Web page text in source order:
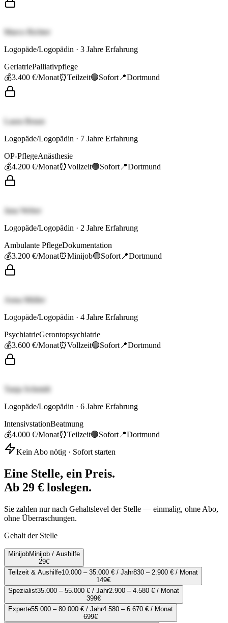
Marco Richter
Logopäde/Logopädin · 3 Jahre Erfahrung
GeriatriePalliativpflege
💰3.400 €/Monat⏰Teilzeit🟢Sofort 📍Dortmund
Laura Braun
Logopäde/Logopädin · 7 Jahre Erfahrung
OP-PflegeAnästhesie
💰4.200 €/Monat⏰Vollzeit🟢Sofort 📍Dortmund
Jana Weber
Logopäde/Logopädin · 2 Jahre Erfahrung
Ambulante PflegeDokumentation
💰3.200 €/Monat⏰Minijob🟢Sofort 📍Dortmund
Anna Müller
Logopäde/Logopädin · 4 Jahre Erfahrung
PsychiatrieGerontopsychiatrie
💰3.600 €/Monat⏰Vollzeit🟢Sofort 📍Dortmund
Tanja Schmidt
Logopäde/Logopädin · 6 Jahre Erfahrung
IntensivstationBeatmung
💰4.000 €/Monat⏰Teilzeit🟢Sofort 📍Dortmund
Kein Abo nötig · Sofort starten
Eine Stelle, ein Preis.
Ab 29 € loslegen.
Sie zahlen nur nach Gehaltslevel der Stelle — einmalig, ohne Abo,
ohne Überraschungen.
Gehalt der Stelle
MinijobMinijob / Aushilfe
29€
Teilzeit & Aushilfe10.000 – 35.000 € / Jahr830 – 2.900 € / Monat
149€
Spezialist35.000 – 55.000 € / Jahr2.900 – 4.580 € / Monat
399€
Experte55.000 – 80.000 € / Jahr4.580 – 6.670 € / Monat
699€